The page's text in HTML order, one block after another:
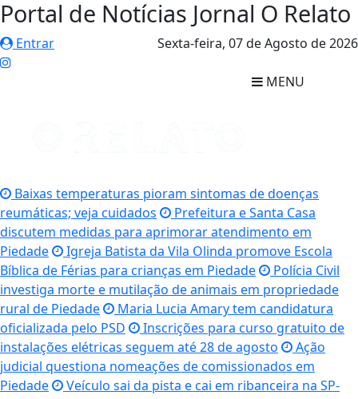
Portal de Notícias Jornal O Relato
Entrar Sexta-feira, 07 de Agosto de 2026
MENU
Baixas temperaturas pioram sintomas de doenças
reumáticas; veja cuidados
Prefeitura e Santa Casa
discutem medidas para aprimorar atendimento em
Piedade
Igreja Batista da Vila Olinda promove Escola
Bíblica de Férias para crianças em Piedade
Polícia Civil
investiga morte e mutilação de animais em propriedade
rural de Piedade
Maria Lucia Amary tem candidatura
oficializada pelo PSD
Inscrições para curso gratuito de
instalações elétricas seguem até 28 de agosto
Ação
judicial questiona nomeações de comissionados em
Piedade
Veículo sai da pista e cai em ribanceira na SP-